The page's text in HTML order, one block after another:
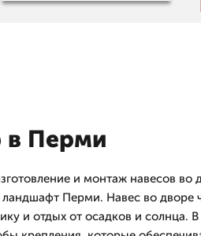
в Перми
и монтаж навесов во
Перми. Навес во дворе
и отдых от осадков и солнца. В